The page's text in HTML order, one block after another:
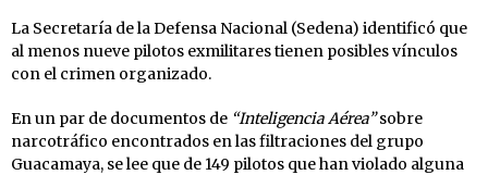
La Secretaría de la Defensa Nacional (Sedena) identificó que
al menos nueve pilotos exmilitares tienen posibles vínculos
con el crimen organizado.
En un par de documentos de “Inteligencia Aérea”sobre
narcotráfico encontrados en las filtraciones del grupo
Guacamaya, se lee que de 149 pilotos que han violado alguna